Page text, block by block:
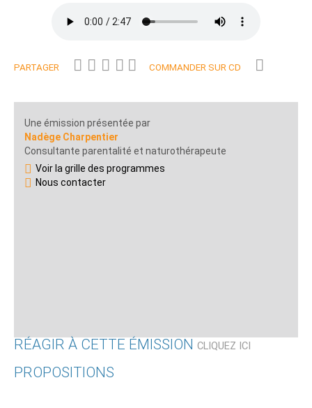
PARTAGER COMMANDER SUR CD
Une émission présentée par
Nadège Charpentier
Consultante parentalité et naturothérapeute
Voir la grille des programmes
Nous contacter
RÉAGIR À CETTE ÉMISSION CLIQUEZ ICI
PROPOSITIONS